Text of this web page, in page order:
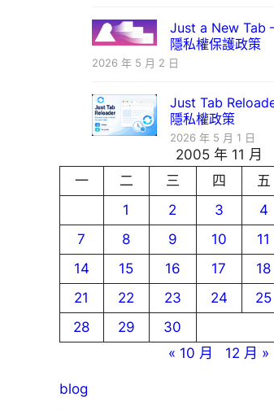
Just a New Tab
隱私權保護政策
2026 年 5 月 2 日
Just Tab
隱私權政策
2026 年 5 月 1 日
2005 年 11 月
一
二 三 四 五
1
2 3 4
7
8 9 10 11
14
15 16 17 18
21
22 23 24 25
28
29
30
« 10 月
12 月 »
blog